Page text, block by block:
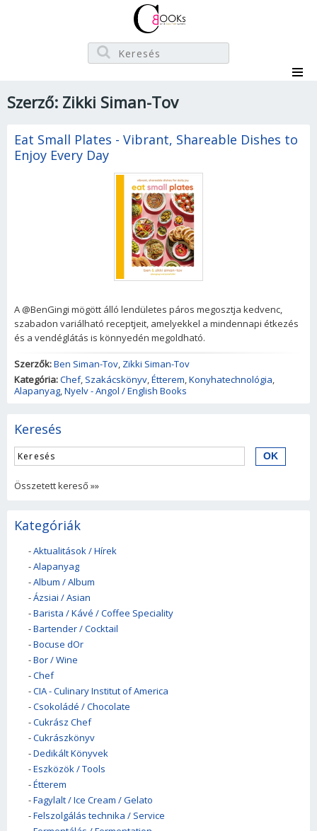
Szerző: Zikki Siman-Tov
Eat Small Plates - Vibrant, Shareable Dishes to
Enjoy Every Day
A @BenGingi mögött álló lendületes páros megosztja kedvenc,
szabadon variálható receptjeit, amelyekkel a mindennapi étkezés
és a vendéglátás is könnyedén megoldható.
Szerzők:Ben Siman-Tov, Zikki Siman-Tov
Kategória:Chef, Szakácskönyv,Étterem,Konyhatechnológia,
Alapanyag,Nyelv - Angol / English Books
Keresés
Összetett kereső »»
Kategóriák
-Aktualitások / Hírek
-Alapanyag
-Album / Album
-Ázsiai / Asian
-Barista / Kávé / Coffee Speciality
-Bartender / Cocktail
-Bocuse dOr
-Bor / Wine
-Chef
-CIA - Culinary Institut of America
-Csokoládé / Chocolate
-Cukrász Chef
-Cukrászkönyv
-Dedikált Könyvek
-Eszközök / Tools
-Étterem
-Fagylalt / Ice Cream / Gelato
-Felszolgálás technika / Service